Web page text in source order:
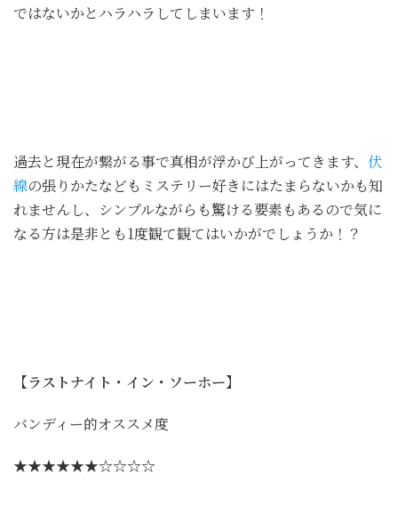
ではないかとハラハラしてしまいます！
過去と現在が繋がる事で真相が浮かび上がってきます、 伏
線の張りかたなどもミステリー好きにはたまらないかも知
れませんし、シンプルながらも驚ける要素もあるので気に
なる方は是非とも1度観て観てはいかがでしょうか！？
【ラストナイト・イン・ソーホー】
バンディー的オススメ度
★★★★★★☆☆☆☆